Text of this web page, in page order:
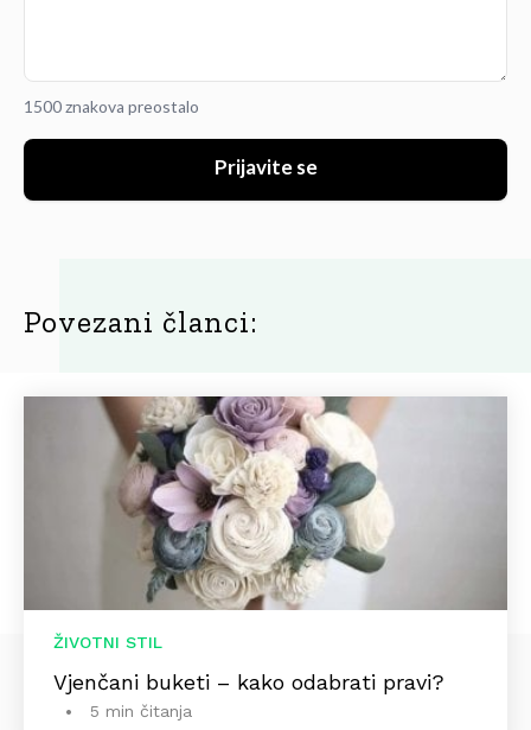
1500 znakova preostalo
Prijavite se
Povezani članci:
ŽIVOTNI STIL
Vjenčani buketi – kako odabrati pravi?
5 min čitanja